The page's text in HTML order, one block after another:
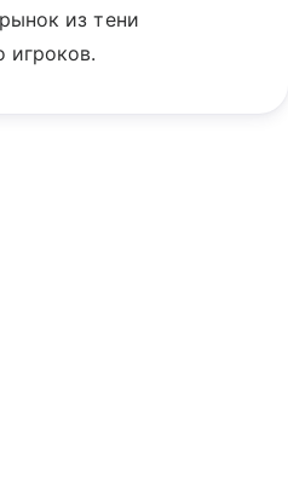
из тени
игроков.